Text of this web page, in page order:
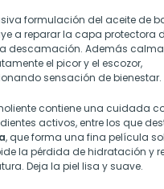
formulación del aceite de
a reparar la capa protectora
descamación. Además calma
el picor y el escozor,
sensación de bienestar.
contiene una cuidada
activos, entre los que
, que forma una fina película
la pérdida de hidratación y
Deja la piel lisa y suave.